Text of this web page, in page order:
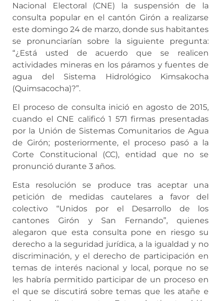
Nacional Electoral (CNE) la suspensión de la
consulta popular en el cantón Girón a realizarse
este domingo 24 de marzo, donde sus habitantes
se pronunciarían sobre la siguiente pregunta:
“¿Está usted de acuerdo que se realicen
actividades mineras en los páramos y fuentes de
agua del Sistema Hidrológico Kimsakocha
(Quimsacocha)?”.
El proceso de consulta inició en agosto de 2015,
cuando el CNE calificó 1 571 firmas presentadas
por la Unión de Sistemas Comunitarios de Agua
de Girón; posteriormente, el proceso pasó a la
Corte Constitucional (CC), entidad que no se
pronunció durante 3 años.
Esta resolución se produce tras aceptar una
petición de medidas cautelares a favor del
colectivo “Unidos por el Desarrollo de los
cantones Girón y San Fernando”, quienes
alegaron que esta consulta pone en riesgo su
derecho a la seguridad jurídica, a la igualdad y no
discriminación, y el derecho de participación en
temas de interés nacional y local, porque no se
les habría permitido participar de un proceso en
el que se discutirá sobre temas que les atañe e